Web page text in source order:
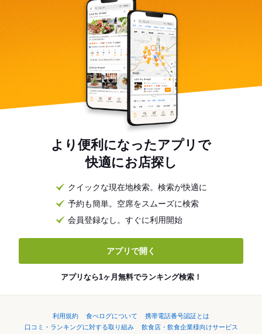
より便利になったアプリで
快適にお店探し
クイックな現在地検索。検索が快適に
予約も簡単。空席をスムーズに検索
会員登録なし。すぐに利用開始
アプリで開く
アプリなら1ヶ月無料でランキング検索！
利用規約 食べログについて
携帯電話番号認証とは
口コミ・ランキングに対する取り組み
飲食店・飲食企業様向けサービス